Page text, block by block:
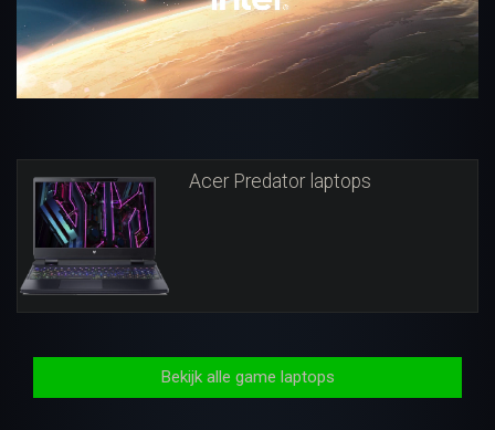
Acer Predator laptops
Bekijk alle game laptops